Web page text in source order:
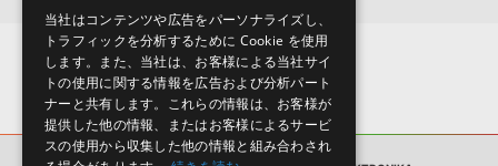
レビューをもっと見る »
HDDには、1ファイル4GBを超えるデータを格納することができま
せん。データ容量が4GBを超えるダウンロード製品をご購入いただ
きます際には、NTFSやHFS＋でフォーマットされたHDDをご用意
いただく必要がございます。
製品の購入手続き完了後、受注確認メールとシリアルナンバーをお
知らせするメールの2通が送信されます。メールに記載されており
ます説明に沿って、製品のダウンロード／導入を行って下さい。
TRAFIK TOOLKIT - ELEKTRONIKAのサポート情報
2022.06.06
Steinberg社「HALion」のプリセット追加方法
2022.06.06
Apple社「EXS24」「Sampler」のサンプルパック追加方法
当社はコンテンツや広告をパーソナライズし、
トラフィックを分析するために Cookie を使用
します。また、当社は、お客様による当社サイ
トの使用に関する情報を広告および分析パート
ナーと共有します。これらの情報は、お客様が
提供した他の情報、またはお客様によるサービ
スの使用から収集した他の情報と組み合わされ